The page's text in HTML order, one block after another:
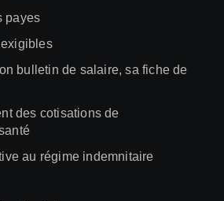
payes
bulletin de salaire, sa fiche de
des cotisations de
au régime indemnitaire